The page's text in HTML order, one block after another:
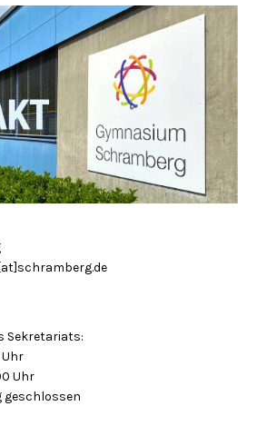
Sekretariats:
Uhr
Uhr